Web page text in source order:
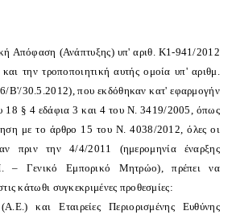
Απόφαση (Ανάπτυξης) υπ' αριθ. Κ1-941/2012
την τροποποιητική αυτής ομοία υπ' αριθμ.
30.5.2012), που εκδόθηκαν κατ' εφαρμογήν
18 § 4 εδάφια 3 και 4 του Ν. 3419/2005, όπως
με το άρθρο 15 του Ν. 4038/2012, όλες οι
πριν την 4/4/2011 (ημερομηνία έναρξης
– Γενικό Εμπορικό Μητρώο), πρέπει να
κάτωθι συγκεκριμένες προθεσμίες:
και Εταιρείες Περιορισμένης Ευθύνης